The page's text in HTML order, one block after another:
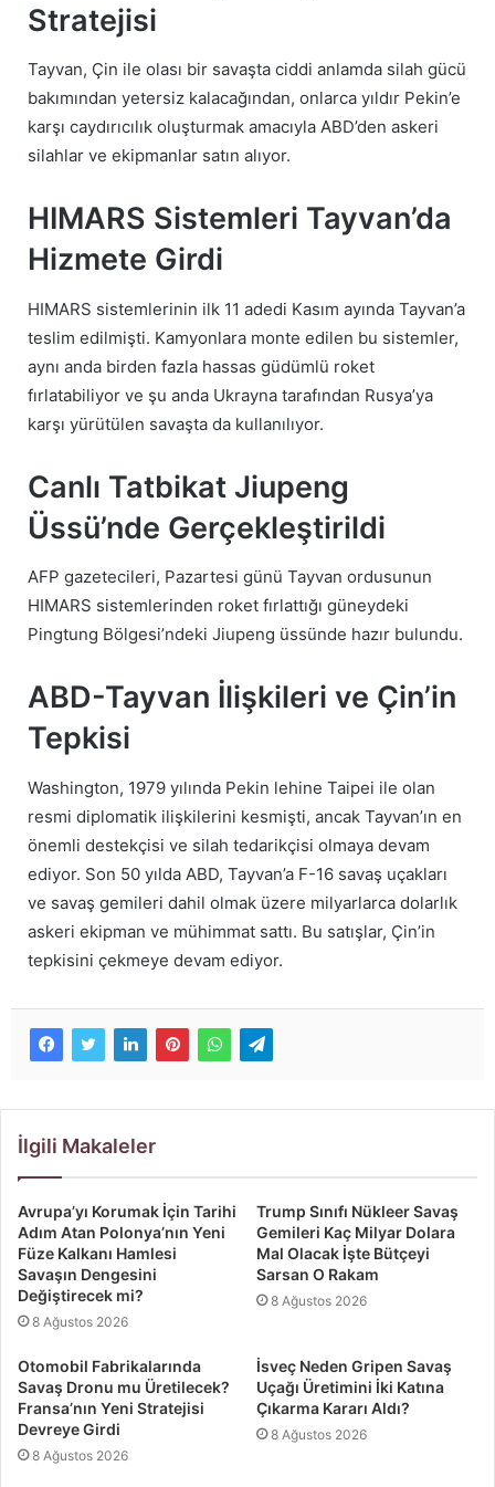
Stratejisi
Tayvan, Çin ile olası bir savaşta ciddi anlamda silah gücü
bakımından yetersiz kalacağından, onlarca yıldır Pekin’e
karşı caydırıcılık oluşturmak amacıyla ABD’den askeri
silahlar ve ekipmanlar satın alıyor.
HIMARS Sistemleri Tayvan’da
Hizmete Girdi
HIMARS sistemlerinin ilk 11 adedi Kasım ayında Tayvan’a
teslim edilmişti. Kamyonlara monte edilen bu sistemler,
aynı anda birden fazla hassas güdümlü roket
fırlatabiliyor ve şu anda Ukrayna tarafından Rusya’ya
karşı yürütülen savaşta da kullanılıyor.
Canlı Tatbikat Jiupeng
Üssü’nde Gerçekleştirildi
AFP gazetecileri, Pazartesi günü Tayvan ordusunun
HIMARS sistemlerinden roket fırlattığı güneydeki
Pingtung Bölgesi’ndeki Jiupeng üssünde hazır bulundu.
ABD-Tayvan İlişkileri ve Çin’in
Tepkisi
Washington, 1979 yılında Pekin lehine Taipei ile olan
resmi diplomatik ilişkilerini kesmişti, ancak Tayvan’ın en
önemli destekçisi ve silah tedarikçisi olmaya devam
ediyor. Son 50 yılda ABD, Tayvan’a F-16 savaş uçakları
ve savaş gemileri dahil olmak üzere milyarlarca dolarlık
askeri ekipman ve mühimmat sattı. Bu satışlar, Çin’in
tepkisini çekmeye devam ediyor.
İlgili Makaleler
Avrupa’yı Korumak İçin Tarihi
Adım Atan Polonya’nın Yeni
Füze Kalkanı Hamlesi
Savaşın Dengesini
Değiştirecek mi?
8 Ağustos 2026
Trump Sınıfı Nükleer Savaş
Gemileri Kaç Milyar Dolara
Mal Olacak İşte Bütçeyi
Sarsan O Rakam
8 Ağustos 2026
Otomobil Fabrikalarında
Savaş Dronu mu Üretilecek?
Fransa’nın Yeni Stratejisi
Devreye Girdi
8 Ağustos 2026
İsveç Neden Gripen Savaş
Uçağı Üretimini İki Katına
Çıkarma Kararı Aldı?
8 Ağustos 2026